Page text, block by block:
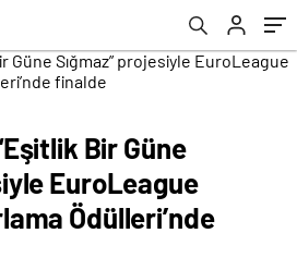
Bir Güne
EuroLeague
Ödülleri’nde